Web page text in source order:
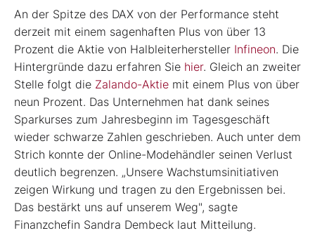
An der Spitze des DAX von der Performance steht
derzeit mit einem sagenhaften Plus von über 13
Prozent die Aktie von Halbleiterhersteller Infineon. Die
Hintergründe dazu erfahren Sie hier. Gleich an zweiter
Stelle folgt die Zalando-Aktie mit einem Plus von über
neun Prozent. Das Unternehmen hat dank seines
Sparkurses zum Jahresbeginn im Tagesgeschäft
wieder schwarze Zahlen geschrieben. Auch unter dem
Strich konnte der Online-Modehändler seinen Verlust
deutlich begrenzen. „Unsere Wachstumsinitiativen
zeigen Wirkung und tragen zu den Ergebnissen bei.
Das bestärkt uns auf unserem Weg", sagte
Finanzchefin Sandra Dembeck laut Mitteilung.